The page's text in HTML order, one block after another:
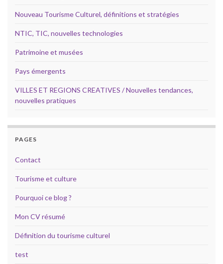
Nouveau Tourisme Culturel, définitions et stratégies
NTIC, TIC, nouvelles technologies
Patrimoine et musées
Pays émergents
VILLES ET REGIONS CREATIVES / Nouvelles tendances,
nouvelles pratiques
PAGES
Contact
Tourisme et culture
Pourquoi ce blog ?
Mon CV résumé
Définition du tourisme culturel
test